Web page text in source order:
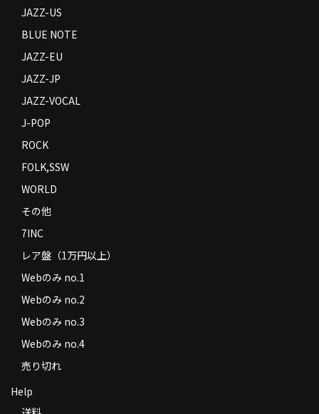
JAZZ-US
BLUE NOTE
JAZZ-EU
JAZZ-JP
JAZZ-VOCAL
J-POP
ROCK
FOLK,SSW
WORLD
その他
7INC
レア盤（1万円以上）
Webのみ no.1
Webのみ no.2
Webのみ no.3
Webのみ no.4
売り切れ
Help